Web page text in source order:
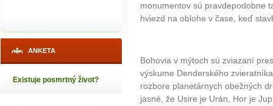
ANKETA
Existuje posmrtný život?
monumentov sú pravdepodobne
hviezd na oblohe v čase, keď
Bohovia v mýtoch sú zviazaní
výskume Denderského
rozbore planetárnych obežných
jasné, že Usire je Urán, Hor je